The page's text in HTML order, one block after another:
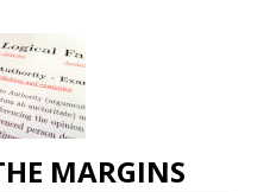
MARGINS